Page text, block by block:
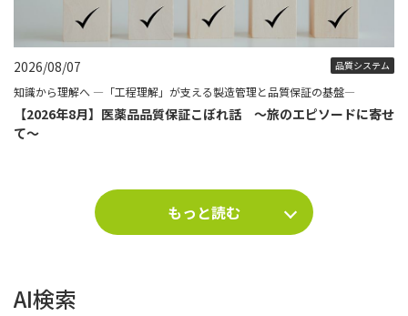
2026/08/07 品質システム
知識から理解へ ―「工程理解」が支える製造管理と品質保証の基盤―
【2026年8月】医薬品品質保証こぼれ話 ～旅のエピソードに寄せ
て～
もっと読む
AI検索